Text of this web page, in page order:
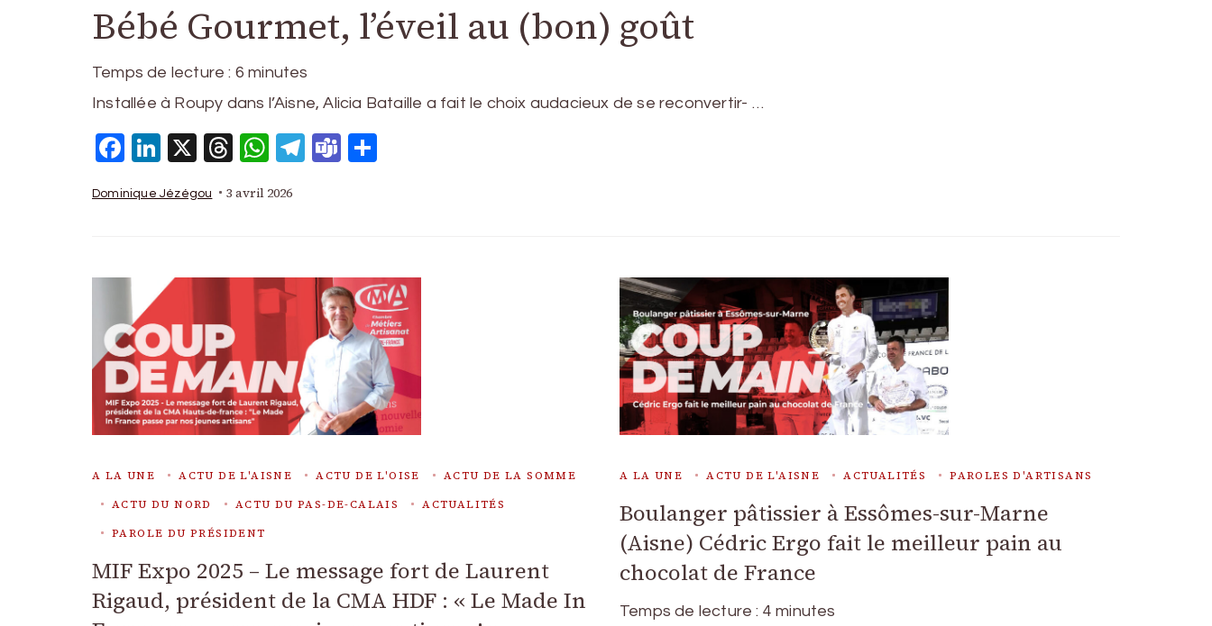
Bébé Gourmet, l’éveil au (bon) goût
Temps de lecture : 6 minutes
Installée à Roupy dans l’Aisne, Alicia Bataille a fait le choix audacieux de se reconvertir- …
Facebook
LinkedIn
X Threads
WhatsApp
Telegram
Teams
Dominique Jézégou 3 avril 2026
A LA UNE ACTU DE L'AISNE ACTU DE L'OISE
ACTU DE LA SOMME
ACTU DU NORD
ACTU DU PAS-DE-CALAIS
ACTUALITÉS
PAROLE DU PRÉSIDENT
MIF Expo 2025 – Le message fort de Laurent
Rigaud, président de la CMA HDF : « Le Made In
A LA UNE ACTU DE L'AISNE ACTUALITÉS PAROLES D'ARTISANS
Boulanger pâtissier à Essômes-sur-Marne
(Aisne) Cédric Ergo fait le meilleur pain au
chocolat de France
Temps de lecture : 4 minutes